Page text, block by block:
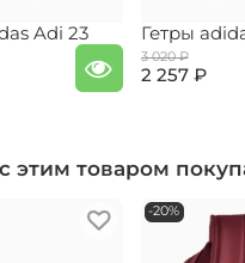
Adi 23 Гетры
3 020 ₽
2 257 ₽
этим товаром
-20%